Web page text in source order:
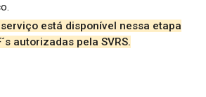
serviço está disponível nessa etapa
autorizadas pela SVRS.